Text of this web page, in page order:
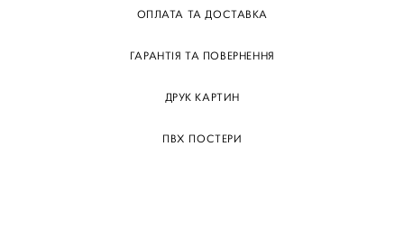
ОПЛАТА ТА ДОСТАВКА
ГАРАНТІЯ ТА ПОВЕРНЕННЯ
ДРУК КАРТИН
ПВХ ПОСТЕРИ